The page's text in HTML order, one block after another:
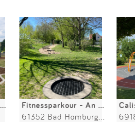
Spielplatz Spiegelstraße Fitnessparkour - An den Satteläckern